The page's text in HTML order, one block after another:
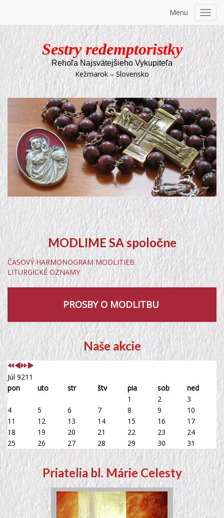
Menu
Sestry redemptoristky
Rehoľa Najsvätejšieho Vykupiteľa
Kežmarok – Slovensko
MODLIME SA spoločne
ČASOVÝ HARMONOGRAM MODLITIEB
LITURGICKÉ OZNAMY
PROSBY O MODLITBU
Naše akcie
Predchádzajúci
rok
Predchádzajúci
mesiac
Nasledujúci
rok
Nasledujúci
mesiac
Júl 9211
pon
uto str štv pia sob
ned
1
2
3
4
5 6 7 8 9
10
11
12 13 14 15 16
17
18
19 20 21 22 23
24
25
26 27 28 29 30 31
Priatelia bl. Márie Celesty